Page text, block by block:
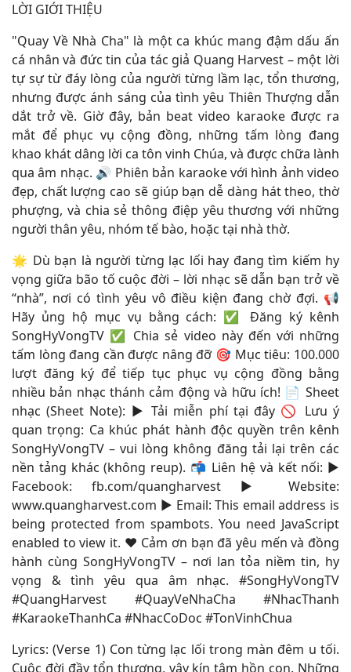
LỜI GIỚI THIỆU
"Quay Về Nhà Cha" là một ca khúc mang đậm dấu ấn
cá nhân và đức tin của tác giả Quang Harvest – một lời
tự sự từ đáy lòng của người từng lầm lạc, tổn thương,
nhưng được ánh sáng của tình yêu Thiên Thượng dẫn
dắt trở về. Giờ đây, bản beat video karaoke được ra
mắt để phục vụ cộng đồng, những tấm lòng đang
khao khát dâng lời ca tôn vinh Chúa, và được chữa lành
qua âm nhạc. 🔊 Phiên bản karaoke với hình ảnh video
đẹp, chất lượng cao sẽ giúp bạn dễ dàng hát theo, thờ
phượng, và chia sẻ thông điệp yêu thương với những
người thân yêu, nhóm tế bào, hoặc tại nhà thờ.
🌟 Dù bạn là người từng lạc lối hay đang tìm kiếm hy
vọng giữa bão tố cuộc đời – lời nhạc sẽ dẫn bạn trở về
“nhà”, nơi có tình yêu vô điều kiện đang chờ đợi. 📢
Hãy ủng hộ mục vụ bằng cách: ✅ Đăng ký kênh
SongHyVongTV ✅ Chia sẻ video này đến với những
tấm lòng đang cần được nâng đỡ 🎯 Mục tiêu: 100.000
lượt đăng ký để tiếp tục phục vụ cộng đồng bằng
nhiều bản nhạc thánh cảm động và hữu ích! 📄 Sheet
nhạc (Sheet Note): ▶ Tải miễn phí tại đây 🚫 Lưu ý
quan trọng: Ca khúc phát hành độc quyền trên kênh
SongHyVongTV – vui lòng không đăng tải lại trên các
nền tảng khác (không reup). 📬 Liên hệ và kết nối: ▶
Facebook: fb.com/quangharvest ▶ Website:
www.quangharvest.com ▶ Email:This email address is
being protected from spambots. You need JavaScript
enabled to view it. ❤️ Cảm ơn bạn đã yêu mến và đồng
hành cùng SongHyVongTV – nơi lan tỏa niềm tin, hy
vọng & tình yêu qua âm nhạc. #SongHyVongTV
#QuangHarvest #QuayVeNhaCha #NhacThanh
#KaraokeThanhCa #NhacCoDoc #TonVinhChua
Lyrics: (Verse 1) Con từng lạc lối trong màn đêm u tối.
Cuộc đời đầy tổn thương, vây kín tâm hồn con. Những